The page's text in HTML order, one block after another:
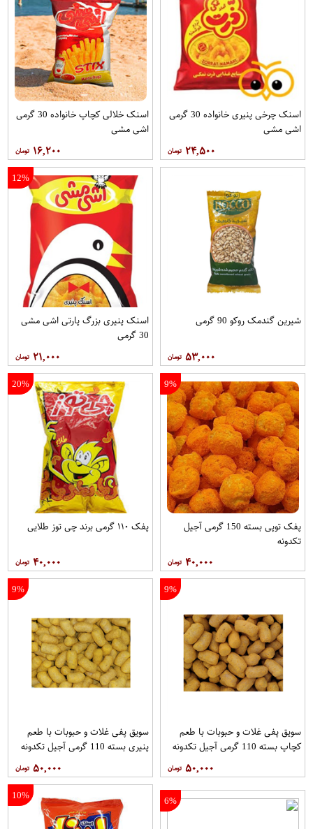
اسنک چرخی پنیری خانواده 30 گرمی
اشی مشی
۲۴,۵۰۰
اسنک خلالی کچاپ خانواده 30 گرمی
اشی مشی
۱۶,۲۰۰
شیرین گندمک روکو 90 گرمی
۵۳,۰۰۰
12%
اسنک پنیری بزرگ پارتی اشی مشی
30 گرمی
۲۱,۰۰۰
9%
پفک توپی بسته 150 گرمی آجیل
تکدونه
۴۰,۰۰۰
20%
پفک ۱۱۰ گرمی برند چی توز طلایی
۴۰,۰۰۰
9%
سویق پفی غلات و حبوبات با طعم
کچاپ بسته 110 گرمی آجیل تکدونه
۵۰,۰۰۰
9%
سویق پفی غلات و حبوبات با طعم
پنیری بسته 110 گرمی آجیل تکدونه
۵۰,۰۰۰
6%
10%